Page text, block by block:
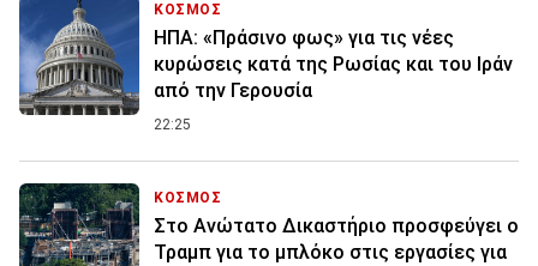
ΚΟΣΜΟΣ
ΗΠΑ: «Πράσινο φως» για τις νέες
κυρώσεις κατά της Ρωσίας και του Ιράν
από την Γερουσία
22:25
ΚΟΣΜΟΣ
Στο Ανώτατο Δικαστήριο προσφεύγει ο
Τραμπ για το μπλόκο στις εργασίες για